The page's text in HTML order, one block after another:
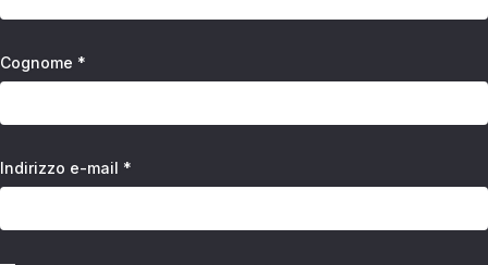
Cognome *
Indirizzo e-mail *